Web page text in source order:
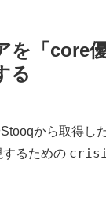
を「core
る
から取得し
するための